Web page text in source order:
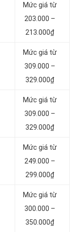
Mức giá từ
203.000 –
213.000₫
Mức giá từ
309.000 –
329.000₫
Mức giá từ
309.000 –
329.000₫
Mức giá từ
249.000 –
299.000₫
Mức giá từ
300.000 –
350.000₫